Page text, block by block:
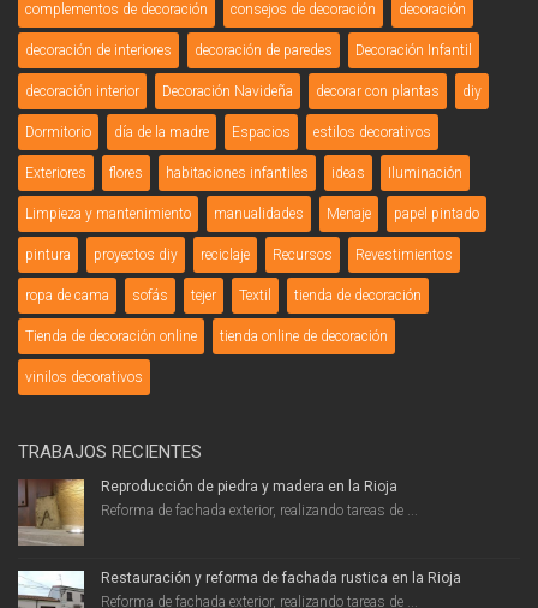
complementos de decoración consejos de decoración decoración
decoración de interiores decoración de paredes Decoración Infantil
decoración interior Decoración Navideña decorar con plantas diy
Dormitorio día de la madre Espacios estilos decorativos
Exteriores flores habitaciones infantiles ideas Iluminación
Limpieza y mantenimiento manualidades Menaje papel pintado
pintura proyectos diy reciclaje Recursos Revestimientos
ropa de cama sofás tejer Textil tienda de decoración
Tienda de decoración online tienda online de decoración
vinilos decorativos
TRABAJOS RECIENTES
Reproducción de piedra y madera en la Rioja
Reforma de fachada exterior, realizando tareas de ...
Restauración y reforma de fachada rustica en la Rioja
Reforma de fachada exterior, realizando tareas de ...